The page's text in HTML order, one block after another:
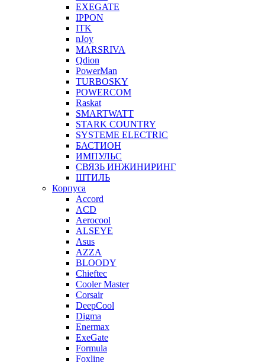
EXEGATE
IPPON
ITK
nJoy
MARSRIVA
Qdion
PowerMan
TURBOSKY
POWERCOM
Raskat
SMARTWATT
STARK COUNTRY
SYSTEME ELECTRIC
БАСТИОН
ИМПУЛЬС
СВЯЗЬ ИНЖИНИРИНГ
ШТИЛЬ
Корпуса
Accord
ACD
Aerocool
ALSEYE
Asus
AZZA
BLOODY
Chieftec
Cooler Master
Corsair
DeepCool
Digma
Enermax
ExeGate
Formula
Foxline